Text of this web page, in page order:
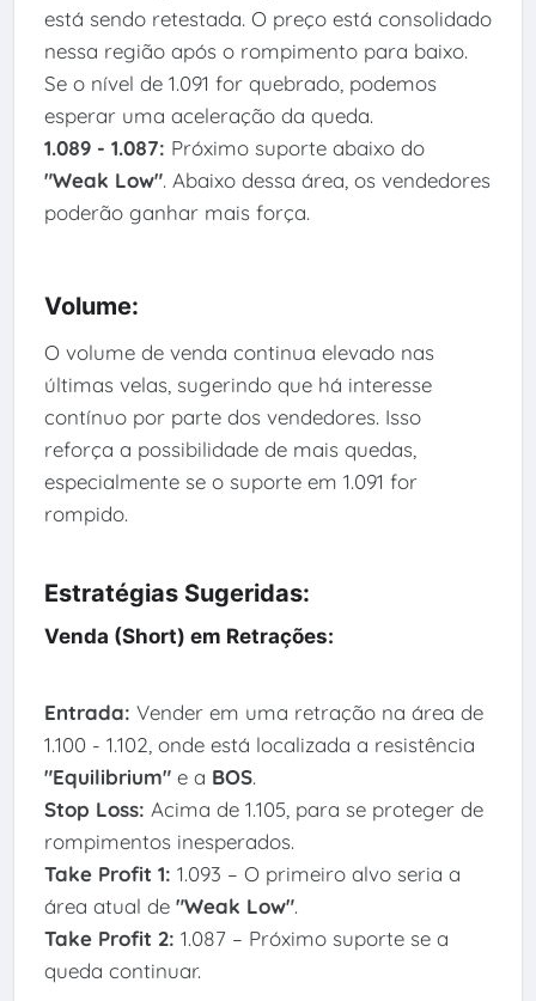
está sendo retestada. O preço está consolidado
nessa região após o rompimento para baixo.
Se o nível de 1.091 for quebrado, podemos
esperar uma aceleração da queda.
1.089 - 1.087: Próximo suporte abaixo do
"Weak Low". Abaixo dessa área, os vendedores
poderão ganhar mais força.
Volume:
O volume de venda continua elevado nas
últimas velas, sugerindo que há interesse
contínuo por parte dos vendedores. Isso
reforça a possibilidade de mais quedas,
especialmente se o suporte em 1.091 for
rompido.
Estratégias Sugeridas:
Venda (Short) em Retrações:
Entrada: Vender em uma retração na área de
1.100 - 1.102, onde está localizada a resistência
"Equilibrium"e a BOS.
Stop Loss: Acima de 1.105, para se proteger de
rompimentos inesperados.
Take Profit 1: 1.093 – O primeiro alvo seria a
área atual de "Weak Low".
Take Profit 2: 1.087 – Próximo suporte se a
queda continuar.